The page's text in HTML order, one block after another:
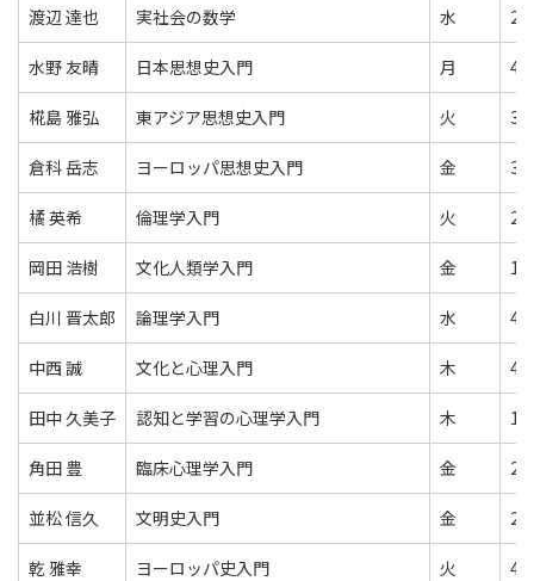
渡辺 達也 実社会の数学 水 2
水野 友晴 日本思想史入門 月 4
椛島 雅弘 東アジア思想史入門 火 3
倉科 岳志 ヨーロッパ思想史入門 金 3
橘 英希 倫理学入門 火 2
岡田 浩樹 文化人類学入門 金 1
白川 晋太郎 論理学入門 水 4
中西 誠 文化と心理入門 木 4
田中 久美子 認知と学習の心理学入門 木 1
角田 豊 臨床心理学入門 金 2
並松 信久 文明史入門 金 2
乾 雅幸 ヨーロッパ史入門 火 4